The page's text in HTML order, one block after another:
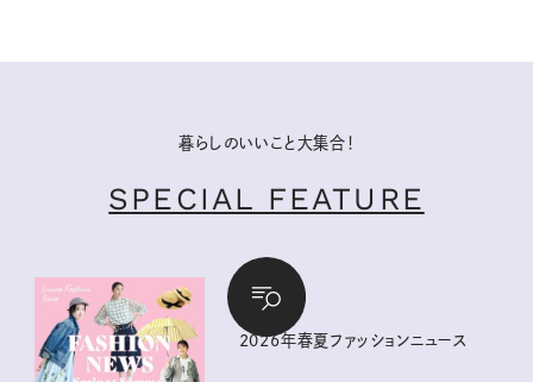
暮らしのいいこと大集合！
SPECIAL FEATURE
2026年春夏ファッションニュース